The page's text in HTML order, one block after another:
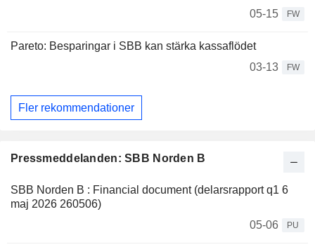
05-15
FW
Pareto: Besparingar i SBB kan stärka kassaflödet
03-13
FW
Fler rekommendationer
Pressmeddelanden: SBB Norden B
SBB Norden B : Financial document (delarsrapport q1 6
maj 2026 260506)
05-06
PU